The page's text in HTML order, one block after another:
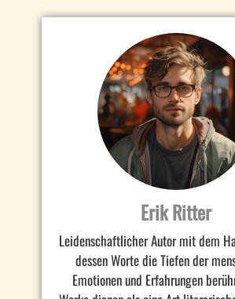
Erik Ritter
Leidenschaftlicher Autor mit dem
dessen Worte die Tiefen der
Emotionen und Erfahrungen